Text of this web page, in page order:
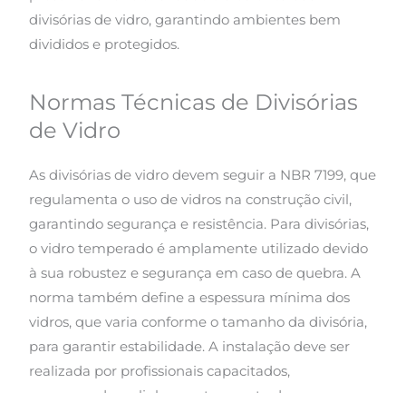
divisórias de vidro, garantindo ambientes bem
divididos e protegidos.
Normas Técnicas de Divisórias
de Vidro
As divisórias de vidro devem seguir a NBR 7199, que
regulamenta o uso de vidros na construção civil,
garantindo segurança e resistência. Para divisórias,
o vidro temperado é amplamente utilizado devido
à sua robustez e segurança em caso de quebra. A
norma também define a espessura mínima dos
vidros, que varia conforme o tamanho da divisória,
para garantir estabilidade. A instalação deve ser
realizada por profissionais capacitados,